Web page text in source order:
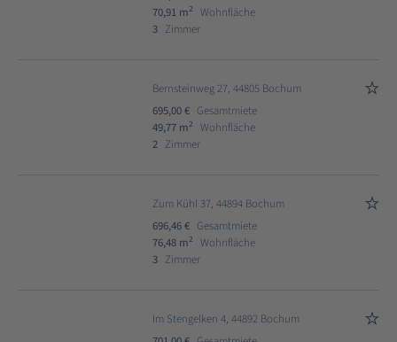
70,91 m2
Wohnfläche
3 Zimmer
Bernsteinweg 27, 44805 Bochum
695,00 € Gesamtmiete
49,77 m2
Wohnfläche
2 Zimmer
Zum Kühl 37, 44894 Bochum
696,46 € Gesamtmiete
76,48 m2
Wohnfläche
3 Zimmer
Im Stengelken 4, 44892 Bochum